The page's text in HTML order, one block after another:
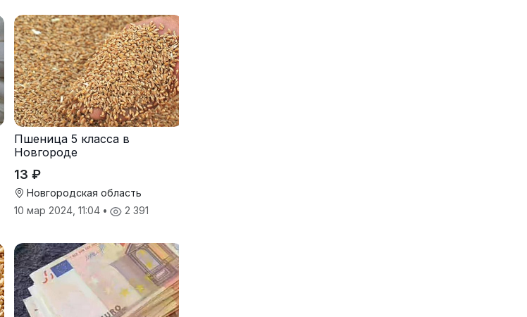
Пшеница 5 класса в
Новгороде
13 ₽
Новгородская область
10 мар 2024, 11:04 • 2 391